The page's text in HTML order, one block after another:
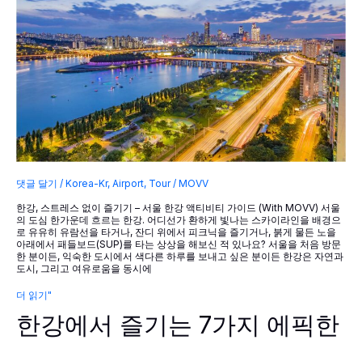
택
에
서
골
프
장
까
투
도
어
비
댓글 달기 / Korea-Kr, Airport, Tour/ MOVV
한강, 스트레스 없이 즐기기 – 서울 한강 액티비티 가이드 (with MOVV) 서울
의 도심 한가운데 흐르는 한강. 어디선가 환하게 빛나는 스카이라인을 배경으
로 유유히 유람선을 타거나, 잔디 위에서 피크닉을 즐기거나, 붉게 물든 노을
아래에서 패들보드(SUP)를 타는 상상을 해보신 적 있나요? 서울을 처음 방문
한 분이든, 익숙한 도시에서 색다른 하루를 보내고 싶은 분이든 한강은 자연과
도시, 그리고 여유로움을 동시에
한
에
서
더 읽기"
한강에서 즐기는 7가지 에픽한